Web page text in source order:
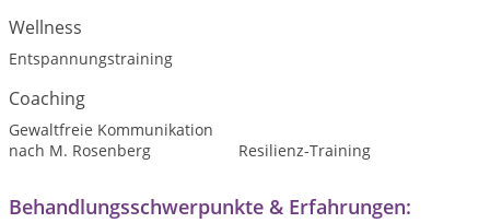
Wellness
Entspannungstraining
Coaching
Gewaltfreie Kommunikation
nach M. Rosenberg
Resilienz-Training
Behandlungsschwerpunkte & Erfahrungen: